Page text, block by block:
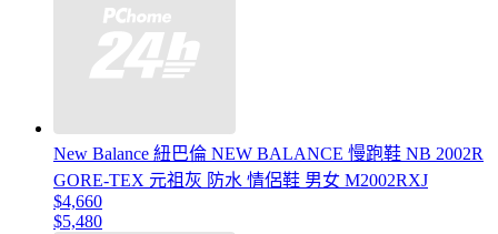
New Balance 紐巴倫 NEW BALANCE 慢跑鞋 NB 2002R
GORE-TEX 元祖灰 防水 情侶鞋 男女 M2002RXJ
$4,660
$5,480